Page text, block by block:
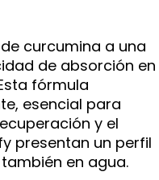
curcumina a una
de absorción en
fórmula
esencial para
y el
presentan un perfil
en agua.